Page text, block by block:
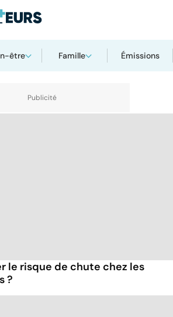
être Famille Émissions
le risque de chute chez les
?